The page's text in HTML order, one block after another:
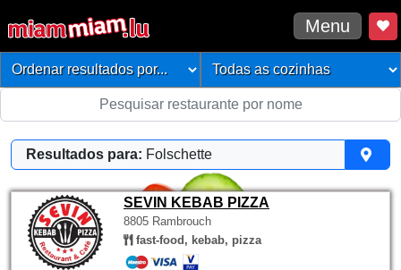
Menu
Resultados para: Folschette
SEVIN KEBAB PIZZA
8805 Rambrouch
fast-food, kebab, pizza